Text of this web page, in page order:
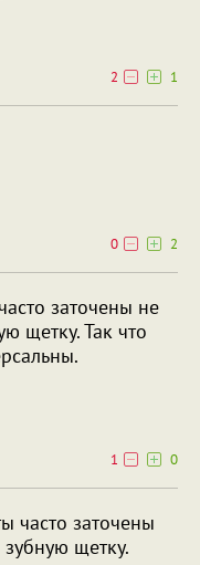
2
1
0
2
заточены не
щетку. Так что
1
0
часто заточены
щетку.